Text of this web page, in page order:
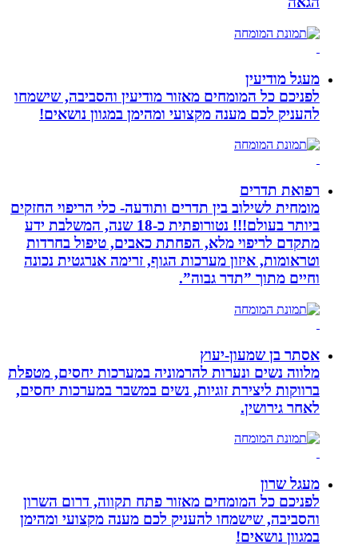
מעגל מודיעין
לפניכם כל המומחים מאזור מודיעין והסביבה, שישמחו
להעניק לכם מענה מקצועי ומהימן במגוון נושאים!
רפואת תדרים
מומחית לשילוב בין תדרים ותודעה- כלי הריפוי החזקים
ביותר בעולם!!! נטורופתית כ-18 שנה, המשלבת ידע
מתקדם לריפוי מלא, הפחתת כאבים, טיפול בחרדות
וטראומות, איזון מערכות הגוף, זרימה אנרגטית נכונה
וחיים מתוך ”תדר גבוה”.
אסתר בן שמעון-יעוץ
מלווה נשים ונערות להרמוניה במערכות יחסים, מטפלת
ברווקות ליצירת זוגיות, נשים במשבר במערכות יחסים,
לאחר גירושין.
מעגל שרון
לפניכם כל המומחים מאזור פתח תקווה, דרום השרון
והסביבה, שישמחו להעניק לכם מענה מקצועי ומהימן
במגוון נושאים!